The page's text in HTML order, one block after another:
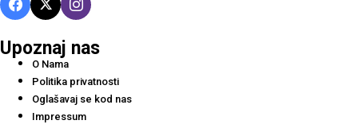
Upoznaj nas
O Nama
Politika privatnosti
Oglašavaj se kod nas
Impressum